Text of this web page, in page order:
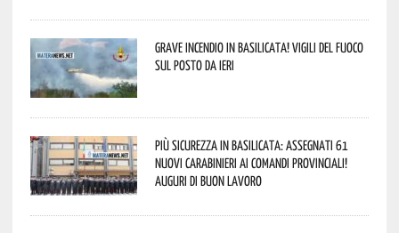
Grave incendio in Basilicata! Vigili del fuoco
sul posto da ieri
Più sicurezza in Basilicata: assegnati 61
nuovi Carabinieri ai Comandi provinciali!
Auguri di buon lavoro